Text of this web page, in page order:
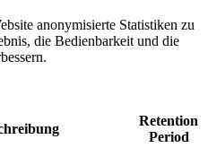
anonymisierte Statistiken zu
die Bedienbarkeit und die
Retention
Period